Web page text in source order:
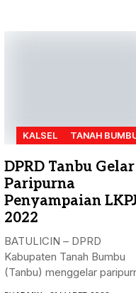
KALSEL TANAH
DPRD Tanbu Gelar
Paripurna
Penyampaian
2022
BATULICIN – DPRD
Kabupaten Tanah Bumbu
(Tanbu) menggelar